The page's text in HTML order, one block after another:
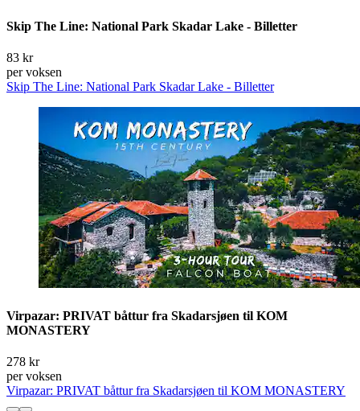
Skip The Line: National Park Skadar Lake - Billetter
83 kr
per voksen
Skip The Line: National Park Skadar Lake - Billetter
Virpazar: PRIVAT båttur fra Skadarsjøen til KOM
MONASTERY
278 kr
per voksen
Virpazar: PRIVAT båttur fra Skadarsjøen til KOM MONASTERY